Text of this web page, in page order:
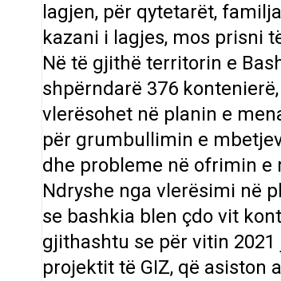
lagjen, për qytetarët,
kazani i lagjes, mos prisni
Në të gjithë territorin e
shpërndarë 376
vlerësohet në planin e
për grumbullimin e
dhe probleme në ofrimin
Ndryshe nga vlerësimi në
se bashkia blen çdo vit
gjithashtu se për vitin
projektit të GIZ, që asiston